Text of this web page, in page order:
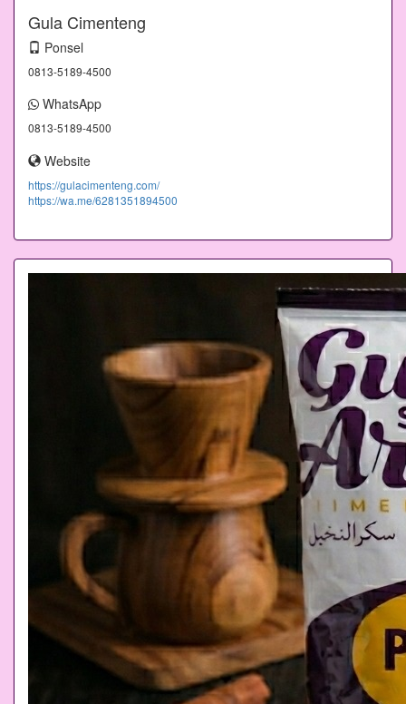
Gula Cimenteng
Ponsel
0813-5189-4500
WhatsApp
0813-5189-4500
Website
https://gulacimenteng.com/
https://wa.me/6281351894500